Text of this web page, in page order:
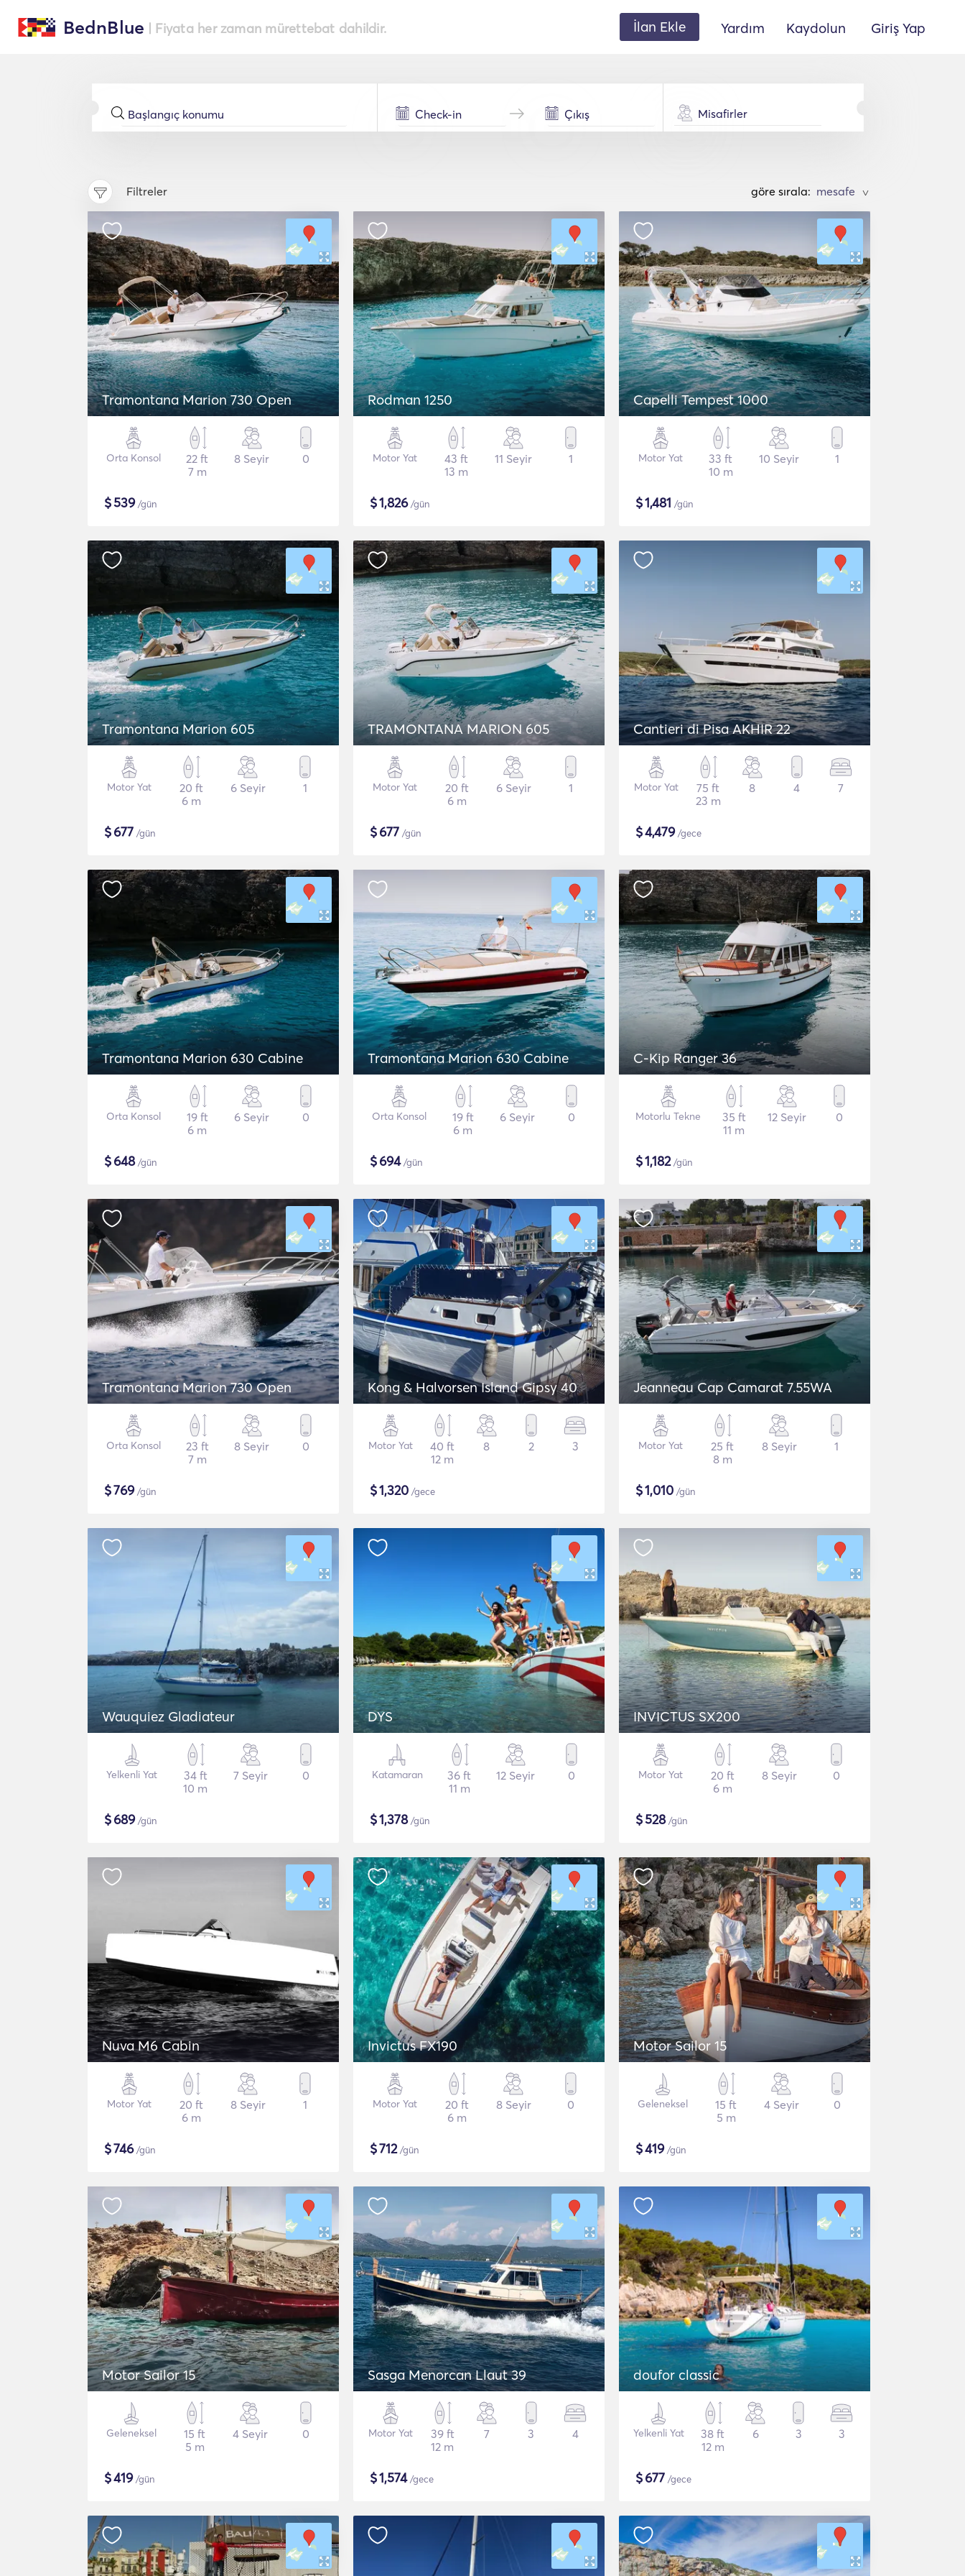
BednBlue | Fiyata her zaman mürettebat dahildir. İlan Ekle Yardım Kaydolun Giriş Yap
Misafirler
Filtreler göre sırala: >
Tramontana Marion 730 Open
Orta Konsol
22 ft
7 m
8 Seyir 0
$539/gün
Rodman 1250
Motor Yat
43 ft
13 m
11 Seyir 1
$1,826/gün
Capelli Tempest 1000
Motor Yat
33 ft
10 m
10 Seyir 1
$1,481 /gün
Tramontana Marion 605
Motor Yat
20 ft
6 m
6 Seyir 1
$677 /gün
TRAMONTANA MARION 605
Motor Yat
20 ft
6 m
6 Seyir 1
$677 /gün
Cantieri di Pisa AKHIR 22
Motor Yat
75 ft
23 m
8 4 7
$4,479/gece
Tramontana Marion 630 Cabine
Orta Konsol
19 ft
6 m
6 Seyir 0
$648/gün
Tramontana Marion 630 Cabine
Orta Konsol
19 ft
6 m
6 Seyir 0
$694/gün
C-Kip Ranger 36
Motorlu Tekne
35 ft
11 m
12 Seyir 0
$1,182/gün
Tramontana Marion 730 Open
Orta Konsol
23 ft
7 m
8 Seyir 0
$769/gün
Kong & Halvorsen Island Gipsy 40
Motor Yat
40 ft
12 m
8 2 3
$1,320 /gece
Jeanneau Cap Camarat 7.55WA
Motor Yat
25 ft
8 m
8 Seyir 1
$1,010 /gün
Wauquiez Gladiateur
Yelkenli Yat
34 ft
10 m
7 Seyir 0
$689/gün
DYS
Katamaran
36 ft
11 m
12 Seyir 0
$1,378/gün
INVICTUS SX200
Motor Yat
20 ft
6 m
8 Seyir 0
$528/gün
Nuva M6 Cabin
Motor Yat
20 ft
6 m
8 Seyir 1
$746/gün
Invictus FX190
Motor Yat
20 ft
6 m
8 Seyir 0
$712/gün
Motor Sailor 15
Geleneksel
15 ft
5 m
4 Seyir 0
$419/gün
Motor Sailor 15
Geleneksel
15 ft
5 m
4 Seyir 0
$419/gün
Sasga Menorcan Llaut 39
Motor Yat
39 ft
12 m
7 3 4
$1,574/gece
doufor classic
Yelkenli Yat
38 ft
12 m
6 3 3
$677 /gece